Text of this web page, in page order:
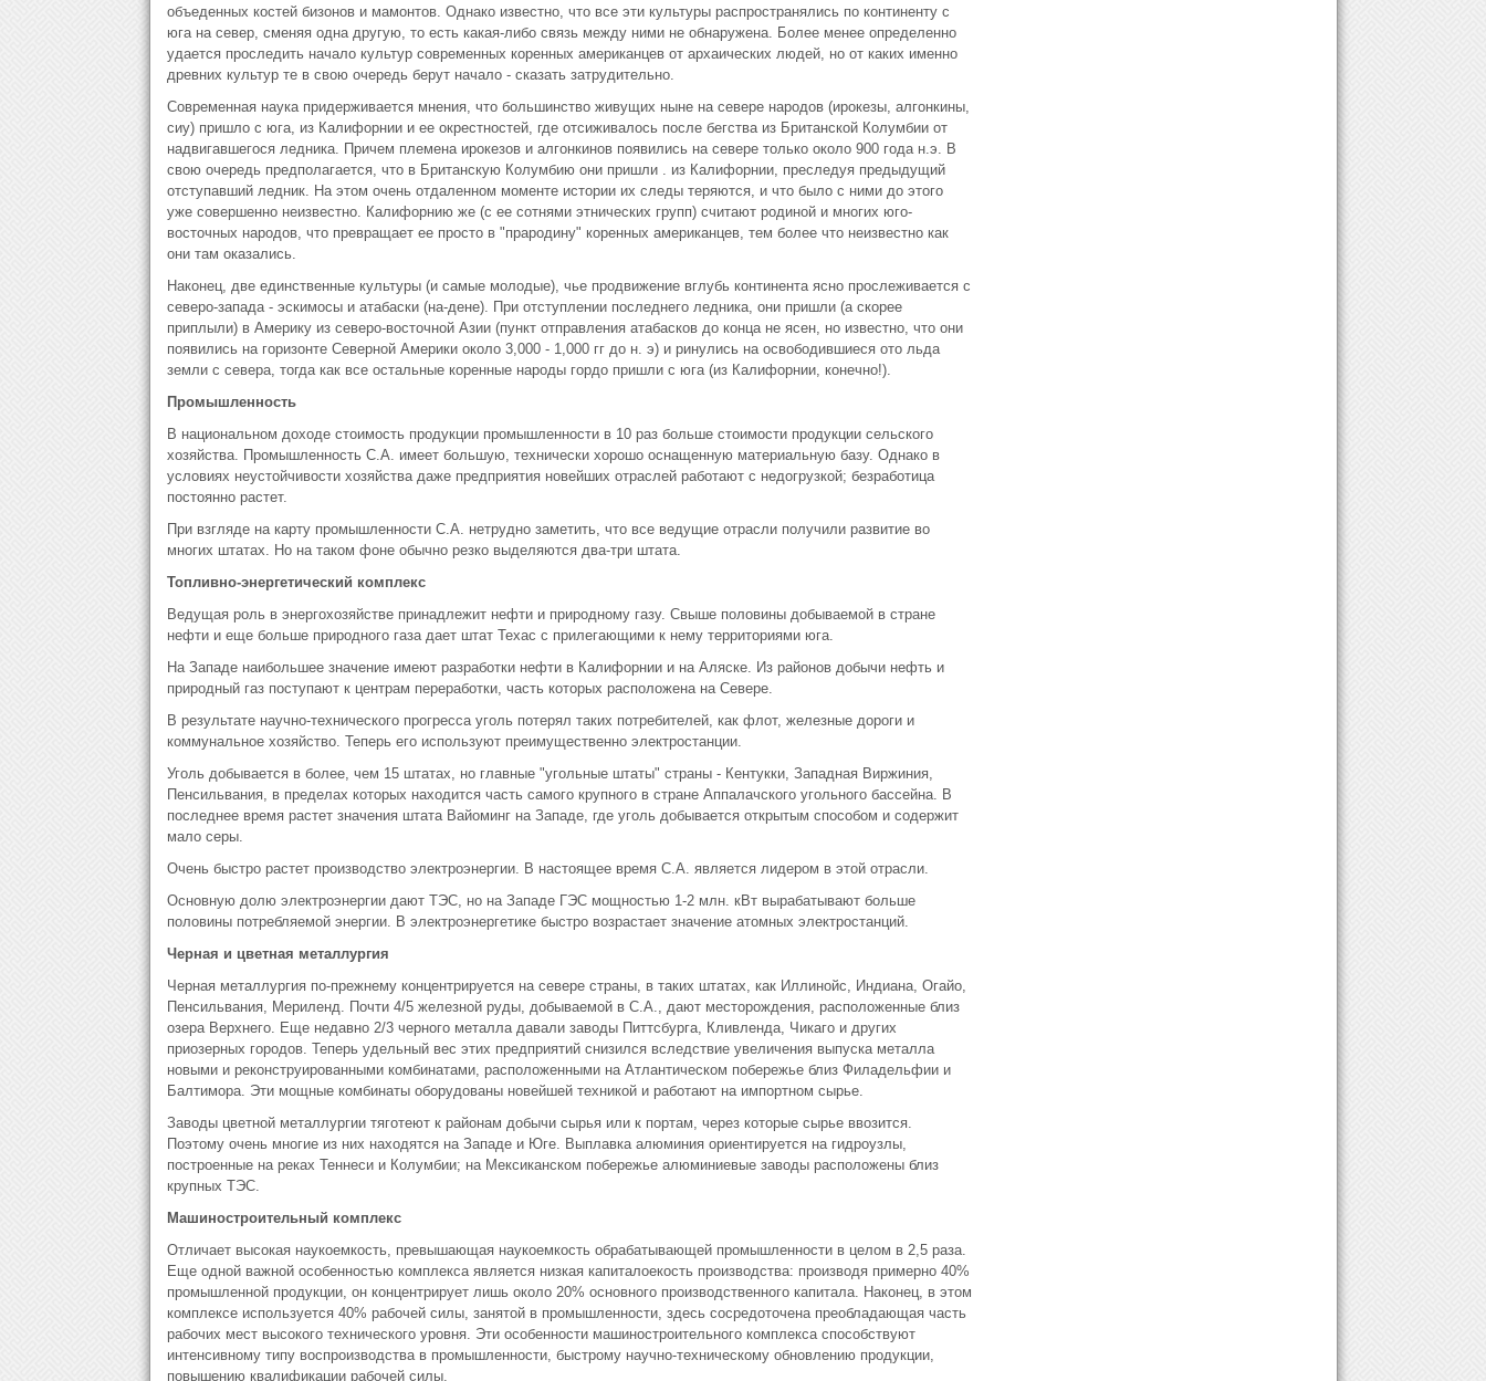
объеденных костей бизонов и мамонтов. Однако известно, что все эти культуры распространялись по континенту с
юга на север, сменяя одна другую, то есть какая-либо связь между ними не обнаружена. Более менее определенно
удается проследить начало культур современных коренных американцев от архаических людей, но от каких именно
древних культур те в свою очередь берут начало - сказать затрудительно.
Современная наука придерживается мнения, что большинство живущих ныне на севере народов (ирокезы, алгонкины,
сиу) пришло с юга, из Калифорнии и ее окрестностей, где отсиживалось после бегства из Британской Колумбии от
надвигавшегося ледника. Причем племена ирокезов и алгонкинов появились на севере только около 900 года н.э. В
свою очередь предполагается, что в Британскую Колумбию они пришли . из Калифорнии, преследуя предыдущий
отступавший ледник. На этом очень отдаленном моменте истории их следы теряются, и что было с ними до этого
уже совершенно неизвестно. Калифорнию же (с ее сотнями этнических групп) считают родиной и многих юго-
восточных народов, что превращает ее просто в "прародину" коренных американцев, тем более что неизвестно как
они там оказались.
Наконец, две единственные культуры (и самые молодые), чье продвижение вглубь континента ясно прослеживается с
северо-запада - эскимосы и атабаски (на-дене). При отступлении последнего ледника, они пришли (а скорее
приплыли) в Америку из северо-восточной Азии (пункт отправления атабасков до конца не ясен, но известно, что они
появились на горизонте Северной Америки около 3,000 - 1,000 гг до н. э) и ринулись на освободившиеся ото льда
земли с севера, тогда как все остальные коренные народы гордо пришли с юга (из Калифорнии, конечно!).
Промышленность
В национальном доходе стоимость продукции промышленности в 10 раз больше стоимости продукции сельского
хозяйства. Промышленность С.А. имеет большую, технически хорошо оснащенную материальную базу. Однако в
условиях неустойчивости хозяйства даже предприятия новейших отраслей работают с недогрузкой; безработица
постоянно растет.
При взгляде на карту промышленности С.А. нетрудно заметить, что все ведущие отрасли получили развитие во
многих штатах. Но на таком фоне обычно резко выделяются два-три штата.
Топливно-энергетический комплекс
Ведущая роль в энергохозяйстве принадлежит нефти и природному газу. Свыше половины добываемой в стране
нефти и еще больше природного газа дает штат Техас с прилегающими к нему территориями юга.
На Западе наибольшее значение имеют разработки нефти в Калифорнии и на Аляске. Из районов добычи нефть и
природный газ поступают к центрам переработки, часть которых расположена на Севере.
В результате научно-технического прогресса уголь потерял таких потребителей, как флот, железные дороги и
коммунальное хозяйство. Теперь его используют преимущественно электростанции.
Уголь добывается в более, чем 15 штатах, но главные "угольные штаты" страны - Кентукки, Западная Виржиния,
Пенсильвания, в пределах которых находится часть самого крупного в стране Аппалачского угольного бассейна. В
последнее время растет значения штата Вайоминг на Западе, где уголь добывается открытым способом и содержит
мало серы.
Очень быстро растет производство электроэнергии. В настоящее время С.А. является лидером в этой отрасли.
Основную долю электроэнергии дают ТЭС, но на Западе ГЭС мощностью 1-2 млн. кВт вырабатывают больше
половины потребляемой энергии. В электроэнергетике быстро возрастает значение атомных электростанций.
Черная и цветная металлургия
Черная металлургия по-прежнему концентрируется на севере страны, в таких штатах, как Иллинойс, Индиана, Огайо,
Пенсильвания, Мериленд. Почти 4/5 железной руды, добываемой в С.А., дают месторождения, расположенные близ
озера Верхнего. Еще недавно 2/3 черного металла давали заводы Питтсбурга, Кливленда, Чикаго и других
приозерных городов. Теперь удельный вес этих предприятий снизился вследствие увеличения выпуска металла
новыми и реконструированными комбинатами, расположенными на Атлантическом побережье близ Филадельфии и
Балтимора. Эти мощные комбинаты оборудованы новейшей техникой и работают на импортном сырье.
Заводы цветной металлургии тяготеют к районам добычи сырья или к портам, через которые сырье ввозится.
Поэтому очень многие из них находятся на Западе и Юге. Выплавка алюминия ориентируется на гидроузлы,
построенные на реках Теннеси и Колумбии; на Мексиканском побережье алюминиевые заводы расположены близ
крупных ТЭС.
Машиностроительный комплекс
Отличает высокая наукоемкость, превышающая наукоемкость обрабатывающей промышленности в целом в 2,5 раза.
Еще одной важной особенностью комплекса является низкая капиталоекость производства: производя примерно 40%
промышленной продукции, он концентрирует лишь около 20% основного производственного капитала. Наконец, в этом
комплексе используется 40% рабочей силы, занятой в промышленности, здесь сосредоточена преобладающая часть
рабочих мест высокого технического уровня. Эти особенности машиностроительного комплекса способствуют
интенсивному типу воспроизводства в промышленности, быстрому научно-техническому обновлению продукции,
повышению квалификации рабочей силы.